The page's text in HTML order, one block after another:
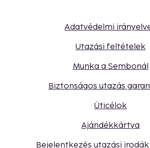
Adatvédelmi
Utazási feltételek
Munka a Sembonál
Biztonságos utazás
Úticélok
Ajándékkártya
Bejelentkezés utazási